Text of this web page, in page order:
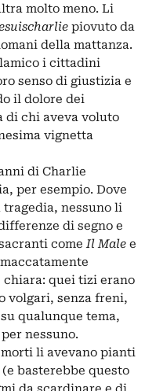
molto meno. Li
piovuto da
della mattanza.
i cittadini
senso di giustizia e
il dolore dei
di chi aveva voluto
vignetta
di Charlie
per esempio. Dove
nessuno li
di segno e
comeIl Male e
chiara: quei tizi erano
volgari, senza freni,
qualunque tema,
nessuno.
li avevano pianti
basterebbe questo